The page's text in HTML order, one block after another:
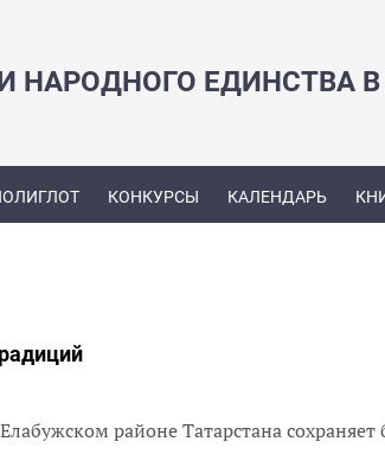
НАРОДНОГО ЕДИНСТВА В
КОНКУРСЫ КАЛЕНДАРЬ
районе Татарстана